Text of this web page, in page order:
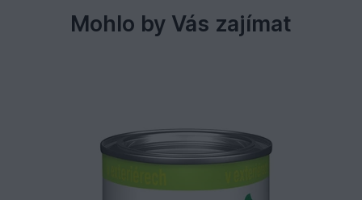
Mohlo by Vás zajímat